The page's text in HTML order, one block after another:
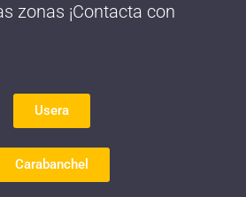
zonas ¡Contacta con
Usera
Carabanchel